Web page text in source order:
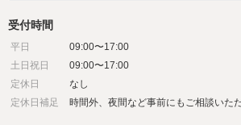
受付時間
平日
09:00〜17:00
土日祝日
09:00〜17:00
定休日
なし
定休日補足
時間外、夜間など事前にもご相談いた